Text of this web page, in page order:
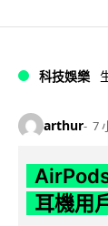
科技娛樂
arthur 7
耳機用